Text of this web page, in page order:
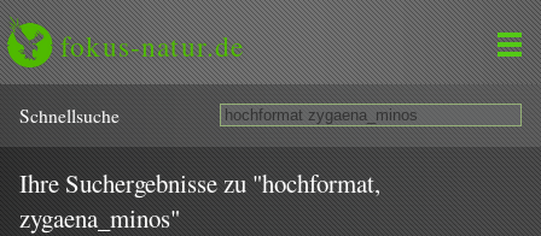
fokus-natur.de
Schnell­suche
Ihre Suchergebnisse zu "hochformat,
zygaena_minos"